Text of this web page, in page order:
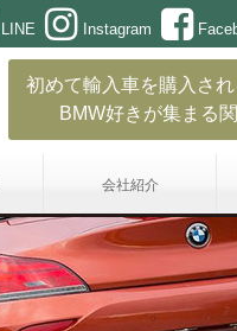
LINE Instagram
初めて輸入車を購入さ
BMW好きが集まる
会社紹介